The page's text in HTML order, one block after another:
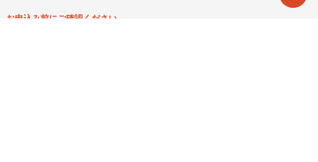
お申込み前にご確認ください